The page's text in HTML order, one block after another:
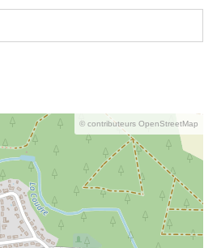
© contributeurs OpenStreetMap